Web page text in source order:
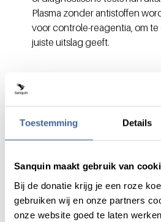
Toestemming Details
Sanquin maakt gebruik van
Bij de donatie krijg je een roze
gebruiken wij en onze partners
onze website goed te laten
Plasma zonder antistoffen
voor controle-reagentia, om
juiste uitslag geeft.
Deel dit bericht via:
Actueel